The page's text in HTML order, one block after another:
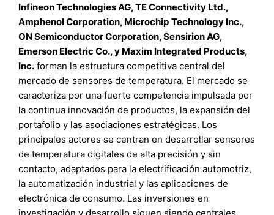
Infineon Technologies AG, TE Connectivity Ltd.,
Amphenol Corporation, Microchip Technology Inc.,
ON Semiconductor Corporation, Sensirion AG,
Emerson Electric Co., y Maxim Integrated Products,
Inc. forman la estructura competitiva central del
mercado de sensores de temperatura. El mercado se
caracteriza por una fuerte competencia impulsada por
la continua innovación de productos, la expansión del
portafolio y las asociaciones estratégicas. Los
principales actores se centran en desarrollar sensores
de temperatura digitales de alta precisión y sin
contacto, adaptados para la electrificación automotriz,
la automatización industrial y las aplicaciones de
electrónica de consumo. Las inversiones en
investigación y desarrollo siguen siendo centrales,